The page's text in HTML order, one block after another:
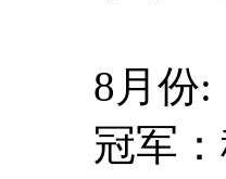
8月份:
冠军：